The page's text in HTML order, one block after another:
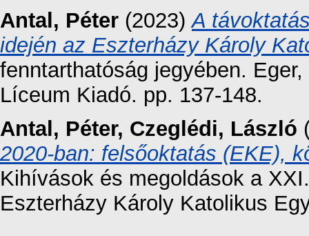
Antal, Péter (2023)A
idején az Eszterházy Károly
fenntarthatóság jegyében.
Líceum Kiadó. pp. 137-148.
Antal, Péter, Czeglédi, László
2020-ban: felsőoktatás (EKE),
Kihívások és megoldások a
Eszterházy Károly Katolikus